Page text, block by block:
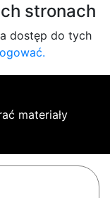
stronach
dostęp do tych
materiały